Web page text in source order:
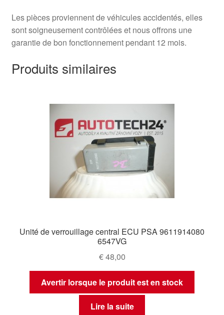
Les pièces proviennent de véhicules accidentés, elles
sont soigneusement contrôlées et nous offrons une
garantie de bon fonctionnement pendant 12 mois.
Produits similaires
Unité de verrouillage central ECU PSA 9611914080
6547VG
€48,00
Avertir lorsque le produit est en stock
Lire la suite